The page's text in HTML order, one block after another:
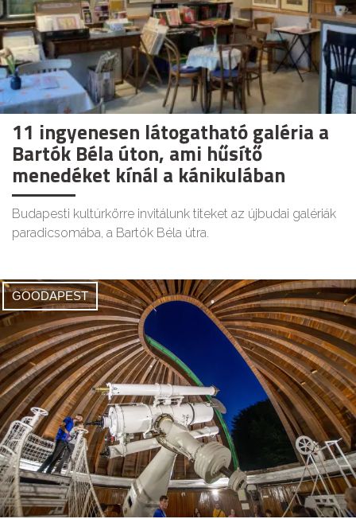
11 ingyenesen látogatható galéria a
Bartók Béla úton, ami hűsítő
menedéket kínál a kánikulában
Budapesti kultúrkörre invitálunk titeket az újbudai galériák
paradicsomába, a Bartók Béla útra.
GOODAPEST